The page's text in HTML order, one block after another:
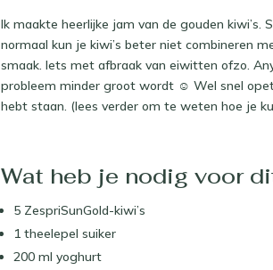
Ik maakte heerlijke jam van de gouden kiwi’s.
normaal kun je kiwi’s beter niet combineren
smaak. Iets met afbraak van eiwitten ofzo.
probleem minder groot wordt ☺ Wel snel
hebt staan. (lees verder om te weten hoe je
Wat heb je nodig voor
5 ZespriSunGold-kiwi’s
1 theelepel suiker
200 ml yoghurt